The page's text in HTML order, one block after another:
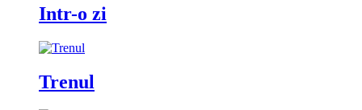
Intr-o zi
Trenul